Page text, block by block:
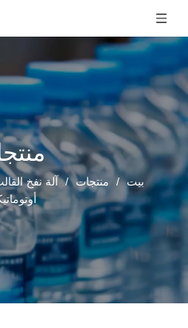
بيت / منتجات / آلة نفخ